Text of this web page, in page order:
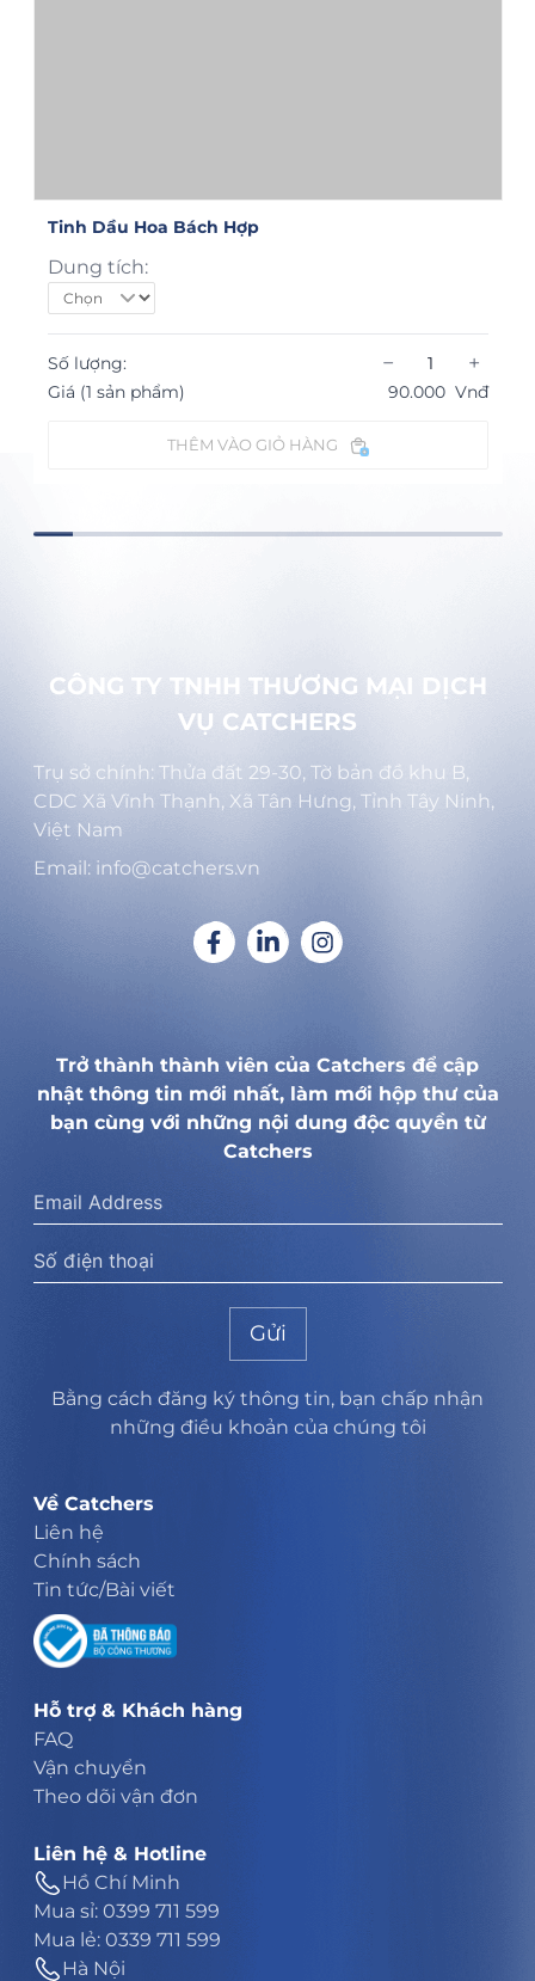
Tinh Dầu Hoa Bách Hợp
Dung tích:
Số lượng: − +
Giá (1 sản phẩm) 90.000 Vnđ
THÊM VÀO GIỎ HÀNG
CÔNG TY TNHH THƯƠNG MẠI DỊCH
VỤ CATCHERS
Trụ sở chính: Thửa đất 29-30, Tờ bản đồ khu B,
CDC Xã Vĩnh Thạnh, Xã Tân Hưng, Tỉnh Tây Ninh,
Việt Nam
Email: info@catchers.vn
Trở thành thành viên của Catchers để cập
nhật thông tin mới nhất, làm mới hộp thư của
bạn cùng với những nội dung độc quyền từ
Catchers
Gửi
Bằng cách đăng ký thông tin, bạn chấp nhận
những điều khoản của chúng tôi
Về Catchers
Liên hệ
Chính sách
Tin tức/Bài viết
Hỗ trợ & Khách hàng
FAQ
Vận chuyển
Theo dõi vận đơn
Liên hệ & Hotline
Hồ Chí Minh
Mua sỉ: 0399 711 599
Mua lẻ: 0339 711 599
Hà Nội